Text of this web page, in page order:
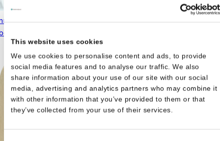
This website uses cookies
We use cookies to personalise content and ads, to provide
social media features and to analyse our traffic. We also
share information about your use of our site with our social
media, advertising and analytics partners who may combine it
with other information that you’ve provided to them or that
they’ve collected from your use of their services.
Jardine
grote avontuur
Bumba - Vroem, vroem! €